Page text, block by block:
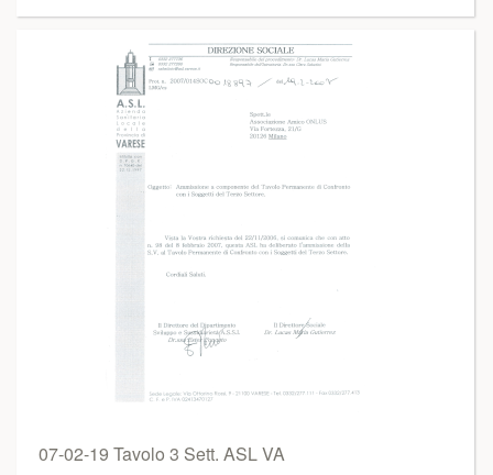
07-02-19 Tavolo 3 Sett. ASL VA